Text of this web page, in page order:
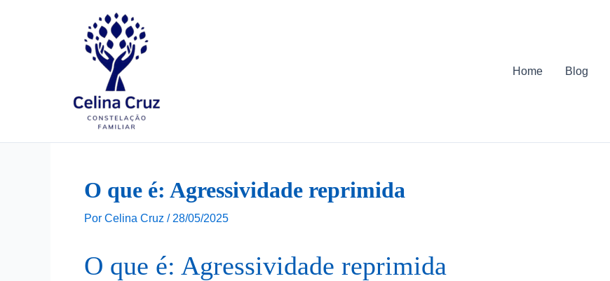
Home Blog
O que é: Agressividade reprimida
Por Celina Cruz / 28/05/2025
O que é: Agressividade reprimida